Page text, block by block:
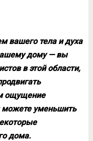
вашего тела и духа
дому — вы
в этой области,
ощущение
уменьшить
дома.